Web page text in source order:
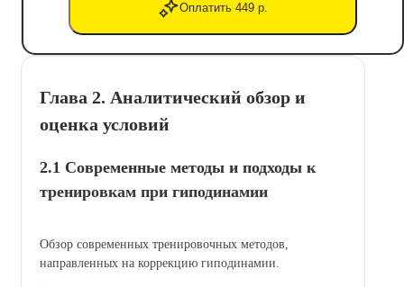
Оплатить 449 р.
Глава 2. Аналитический обзор и
оценка условий
2.1 Современные методы и подходы к
тренировкам при гиподинамии
Обзор современных тренировочных методов,
направленных на коррекцию гиподинамии.